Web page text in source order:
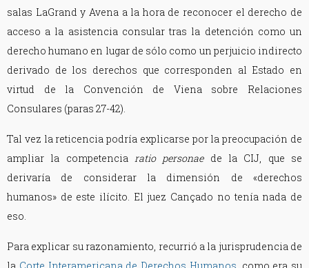
salas LaGrand y Avena a la hora de reconocer el derecho de
acceso a la asistencia consular tras la detención como un
derecho humano en lugar de sólo como un perjuicio indirecto
derivado de los derechos que corresponden al Estado en
virtud de la Convención de Viena sobre Relaciones
Consulares (paras 27-42).
Tal vez la reticencia podría explicarse por la preocupación de
ampliar la competencia ratio personaede la CIJ, que se
derivaría de considerar la dimensión de «derechos
humanos» de este ilícito. El juez Cançado no tenía nada de
eso.
Para explicar su razonamiento, recurrió a la jurisprudencia de